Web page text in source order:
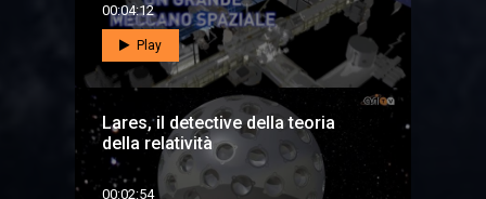
00:04:12
Play
Lares, il detective della teoria
della relatività
00:02:54